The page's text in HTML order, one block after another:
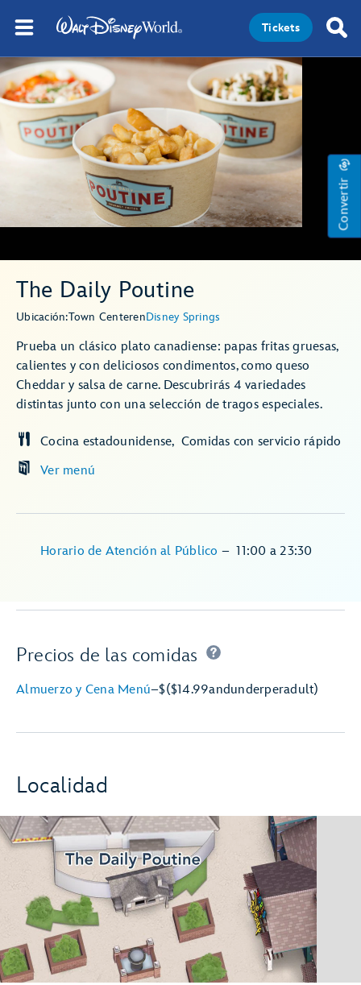
Tickets
Convertir
The Daily Poutine
Ubicación:Town CenterenDisney Springs
Prueba un clásico plato canadiense: papas fritas gruesas,
calientes y con deliciosos condimentos, como queso
Cheddar y salsa de carne. Descubrirás 4 variedades
distintas junto con una selección de tragos especiales.
Ver menú
Cocina estadounidense Comidas con servicio rápido
Horario de Atención al Público –11:00 a 23:30
Precios de las comidas
Almuerzo y Cena Menú–$($14.99andunderperadult)
Localidad